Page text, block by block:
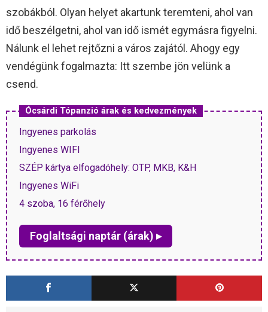
szobákból. Olyan helyet akartunk teremteni, ahol van
idő beszélgetni, ahol van idő ismét egymásra figyelni.
Nálunk el lehet rejtőzni a város zajától. Ahogy egy
vendégünk fogalmazta: Itt szembe jön velünk a
csend.
Ócsárdi Tópanzió árak és kedvezmények
Ingyenes parkolás
Ingyenes WIFI
SZÉP kártya elfogadóhely: OTP, MKB, K&H
Ingyenes WiFi
4 szoba, 16 férőhely
Foglaltsági naptár (árak) ▸